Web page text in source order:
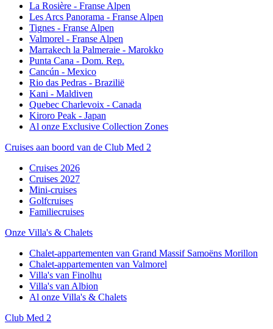
La Rosière - Franse Alpen
Les Arcs Panorama - Franse Alpen
Tignes - Franse Alpen
Valmorel - Franse Alpen
Marrakech la Palmeraie - Marokko
Punta Cana - Dom. Rep.
Cancún - Mexico
Rio das Pedras - Brazilië
Kani - Maldiven
Quebec Charlevoix - Canada
Kiroro Peak - Japan
Al onze Exclusive Collection Zones
Cruises aan boord van de Club Med 2
Cruises 2026
Cruises 2027
Mini-cruises
Golfcruises
Familiecruises
Onze Villa's & Chalets
Chalet-appartementen van Grand Massif Samoëns Morillon
Chalet-appartementen van Valmorel
Villa's van Finolhu
Villa's van Albion
Al onze Villa's & Chalets
Club Med 2